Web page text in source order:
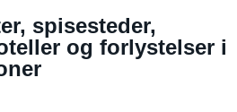
spisesteder,
og forlystelser i